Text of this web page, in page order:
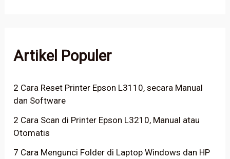
Artikel Populer
2 Cara Reset Printer Epson L3110, secara Manual
dan Software
2 Cara Scan di Printer Epson L3210, Manual atau
Otomatis
7 Cara Mengunci Folder di Laptop Windows dan HP